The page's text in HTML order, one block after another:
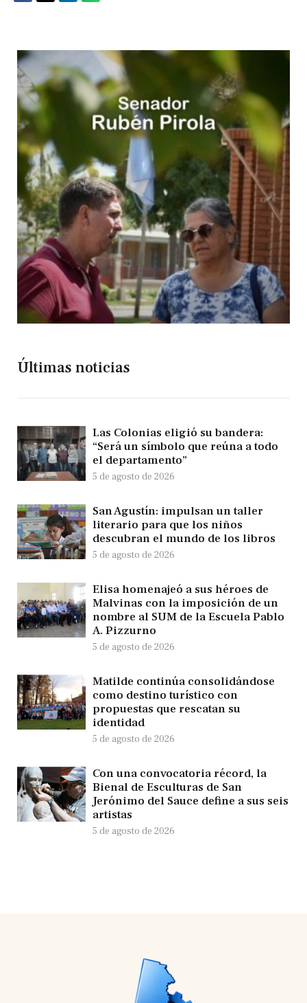
Últimas noticias
Las Colonias eligió su bandera:
“Será un símbolo que reúna a todo
el departamento”
5 de agosto de 2026
San Agustín: impulsan un taller
literario para que los niños
descubran el mundo de los libros
5 de agosto de 2026
Elisa homenajeó a sus héroes de
Malvinas con la imposición de un
nombre al SUM de la Escuela Pablo
A. Pizzurno
5 de agosto de 2026
Matilde continúa consolidándose
como destino turístico con
propuestas que rescatan su
identidad
5 de agosto de 2026
Con una convocatoria récord, la
Bienal de Esculturas de San
Jerónimo del Sauce define a sus seis
artistas
5 de agosto de 2026